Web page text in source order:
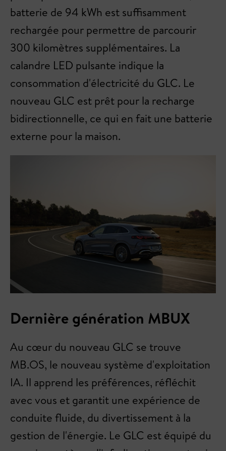
batterie de 94 kWh est suffisamment
rechargée pour permettre de parcourir
300 kilomètres supplémentaires. La
calandre LED pulsante indique la
consommation d'électricité du GLC. Le
nouveau GLC est prêt pour la recharge
bidirectionnelle, ce qui en fait une batterie
externe pour la maison.
Dernière génération MBUX
Au cœur du nouveau GLC se trouve
MB.OS, le nouveau système d'exploitation
IA. Il apprend les préférences, réfléchit
avec vous et garantit une expérience de
conduite fluide, du divertissement à la
gestion de l'énergie. Le GLC est équipé du